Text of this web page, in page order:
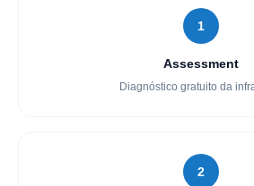
1
Assessment
Diagnóstico gratuito da
2